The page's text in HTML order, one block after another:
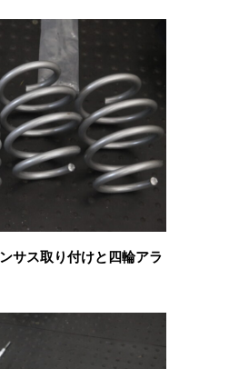
サス取り付けと四輪アラ